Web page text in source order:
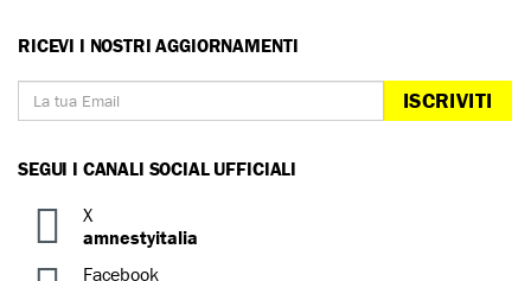
RICEVI I NOSTRI AGGIORNAMENTI
ISCRIVITI
SEGUI I CANALI SOCIAL UFFICIALI
X
amnestyitalia
Facebook